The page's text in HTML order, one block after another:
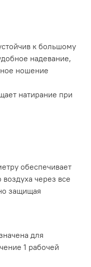
к большому
надевание,
ношение
натирание при
обеспечивает
через все
защищая
для
1 рабочей